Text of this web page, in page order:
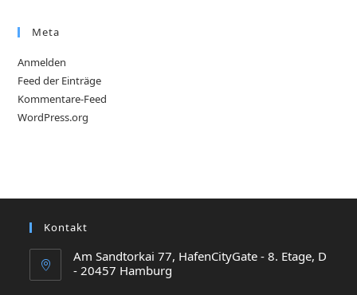
Meta
Anmelden
Feed der Einträge
Kommentare-Feed
WordPress.org
Kontakt
Am Sandtorkai 77, HafenCityGate - 8. Etage, D
- 20457 Hamburg